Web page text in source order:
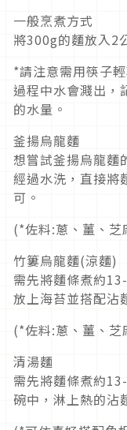
一般烹煮方式
將300g的麵放入2
*請注意需用筷子
過程中水會濺出，
的水量。
釜揚烏龍麵
想嘗試釜揚烏龍麵
經過水洗，直接將
可。
(*佐料:蔥、薑、芝
竹簍烏龍麵(涼麵)
需先將麵條煮約
放上海苔並搭配沾
(*佐料:蔥、薑、芝
清湯麵
需先將麵條煮約
碗中，淋上熱的沾